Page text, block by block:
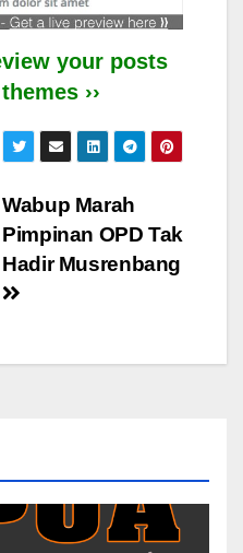
your posts
››
Wabup Marah
Pimpinan OPD Tak
Hadir Musrenbang